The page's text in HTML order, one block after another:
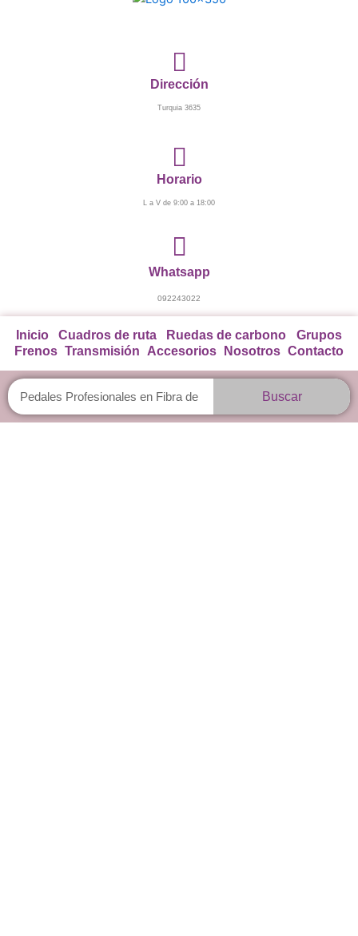
Dirección
Turquia 3635
Horario
L a V de 9:00 a 18:00
Whatsapp
092243022
Inicio Cuadros de ruta Ruedas de carbono
Grupos
Frenos Transmisión Accesorios Nosotros Contacto
Buscar
Buscar